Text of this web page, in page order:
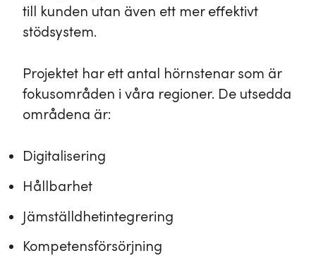
till kunden utan även ett mer effektivt
stödsystem.
Projektet har ett antal hörnstenar som är
fokusområden i våra regioner. De utsedda
områdena är:
Digitalisering
Hållbarhet
Jämställdhetintegrering
Kompetensförsörjning